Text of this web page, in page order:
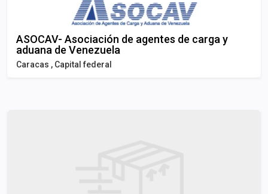
ASOCAV- Asociación de agentes de carga y
aduana de Venezuela
Caracas , Capital federal